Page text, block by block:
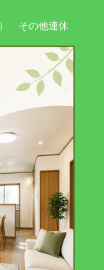
その他連休